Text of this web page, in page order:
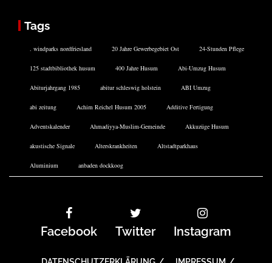
Tags
. windparks nordfriesland 20 Jahre Gewerbegebiet Ost 24-Stunden Pflege
125 stadtbibliothek husum 400 Jahre Husum Abi-Umzug Husum
Abiturjahrgang 1985 abitur schleswig holstein ABI Umzug
abi zeitung Achim Reichel Husum 2005 Additive Fertigung
Adventskalender Ahmadiyya-Muslim-Gemeinde Akkuzüge Husum
akustische Signale Alterskrankheiten Altstadtparkhaus
Aluminium anbaden dockkoog
Facebook Twitter Instagram